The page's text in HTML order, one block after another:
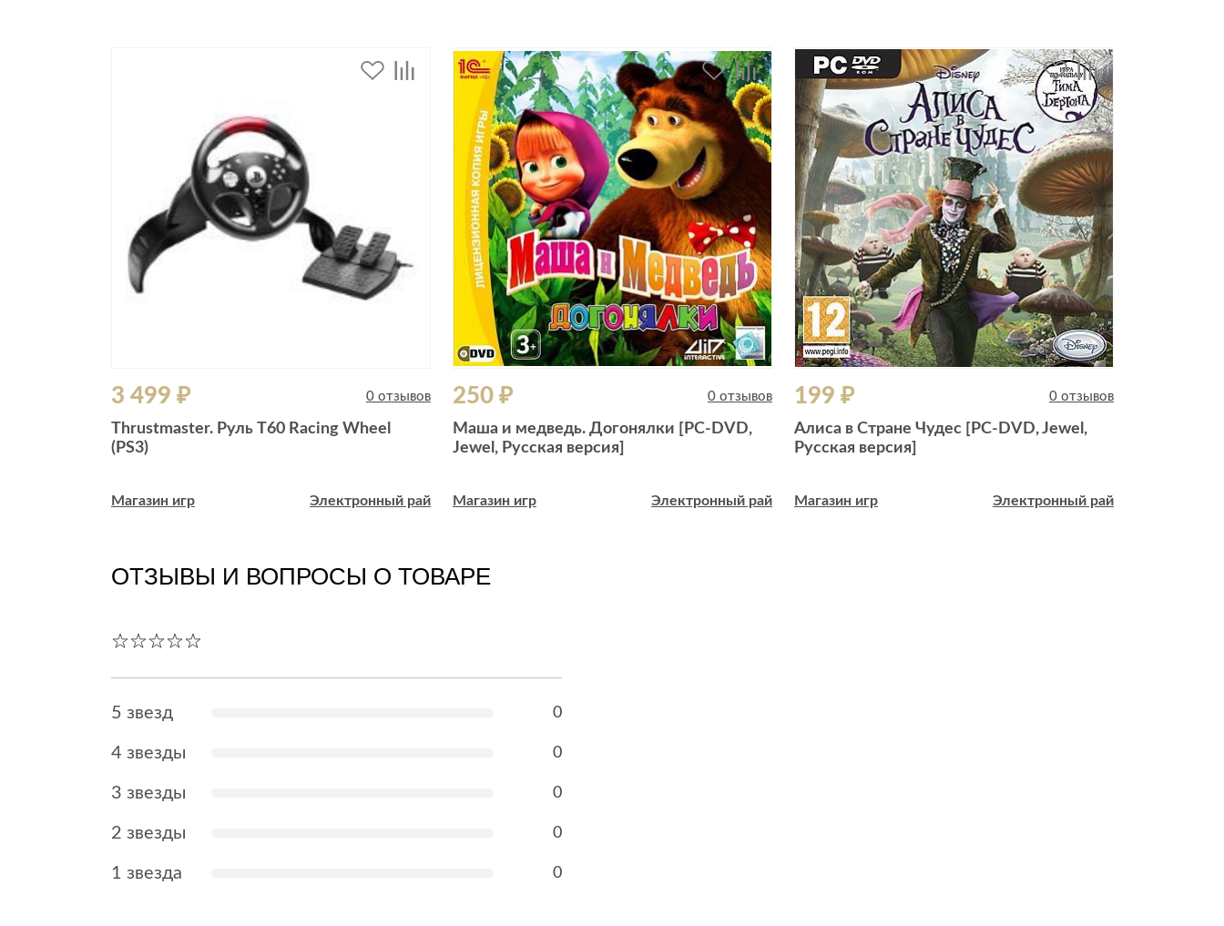
3 499 ₽ 0 отзывов
Thrustmaster. Руль T60 Racing Wheel
(PS3)
Магазин игр Электронный рай
250 ₽ 0 отзывов
Маша и медведь. Догонялки [РС-DVD,
Jewel, Русская версия]
Магазин игр Электронный рай
199 ₽ 0 отзывов
Алиса в Стране Чудес [PC-DVD, Jewel,
Русская версия]
Магазин игр Электронный рай
ОТЗЫВЫ И ВОПРОСЫ О ТОВАРЕ
5 звезд 0
4 звезды 0
3 звезды 0
2 звезды 0
1 звезда 0